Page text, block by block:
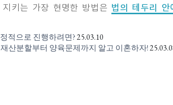
키는 가장 현명한 방법은 법의 테두리 안
적으로 진행하려면?25.03.10
산분할부터 양육문제까지 알고 이혼하자!